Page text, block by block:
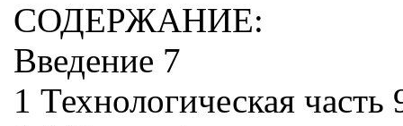
СОДЕРЖАНИЕ:
Введение 7
1 Технологическая часть